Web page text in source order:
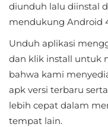
Sports
Standalone
Driven
diunduh lalu diinstal
mendukung Android
Unduh aplikasi
dan klik install untuk
bahwa kami
apk versi terbaru
lebih cepat dalam
tempat lain.